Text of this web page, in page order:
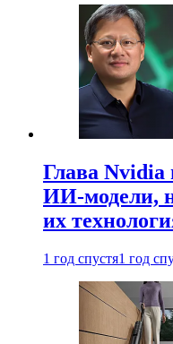
Глава Nvidia
ИИ-модели,
их
1 год спустя1 год